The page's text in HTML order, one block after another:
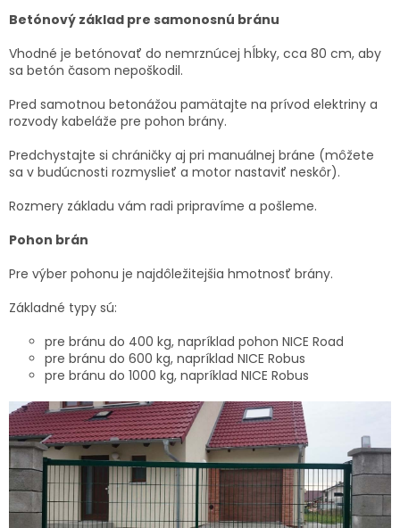
Betónový základ pre samonosnú bránu
Vhodné je betónovať do nemrznúcej hĺbky, cca 80 cm, aby
sa betón časom nepoškodil.
Pred samotnou betonážou pamätajte na prívod elektriny a
rozvody kabeláže pre pohon brány.
Predchystajte si chráničky aj pri manuálnej bráne (môžete
sa v budúcnosti rozmyslieť a motor nastaviť neskôr).
Rozmery základu vám radi pripravíme a pošleme.
Pohon brán
Pre výber pohonu je najdôležitejšia hmotnosť brány.
Základné typy sú:
pre bránu do 400 kg, napríklad pohon NICE Road
pre bránu do 600 kg, napríklad NICE Robus
pre bránu do 1000 kg, napríklad NICE Robus